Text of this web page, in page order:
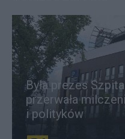
Była prezes
przerwała
i polityków